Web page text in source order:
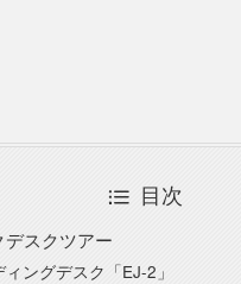
目次
スクツアー
ングデスク「EJ-2」